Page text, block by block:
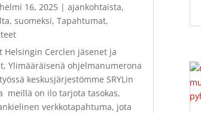
helmi 16, 2025| ajankohtaista,
, suomeksi, Tapahtumat,
Helsingin Cerclen jäsenet ja
Ylimääräisenä ohjelmanumerona
keskusjärjestömme SRYLin
meillä on ilo tarjota tasokas,
verkkotapahtuma, jota